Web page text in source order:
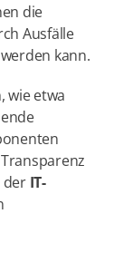
die
Ausfälle
kann.
wie etwa
der IT-